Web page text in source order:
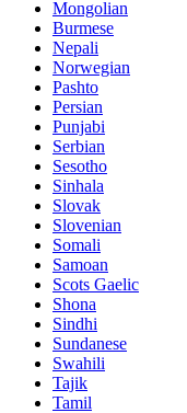
Mongolian
Burmese
Nepali
Norwegian
Pashto
Persian
Punjabi
Serbian
Sesotho
Sinhala
Slovak
Slovenian
Somali
Samoan
Scots Gaelic
Shona
Sindhi
Sundanese
Swahili
Tajik
Tamil